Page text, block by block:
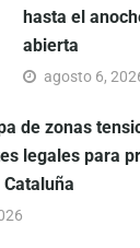
hasta el
abierta
agosto 6,
de zonas
legales para